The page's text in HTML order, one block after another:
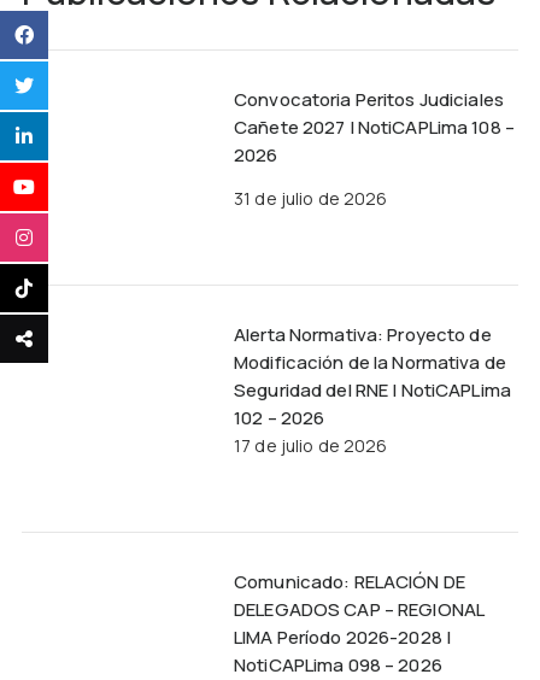
Convocatoria Peritos Judiciales
Cañete 2027 | NotiCAPLima 108 –
2026
31 de julio de 2026
Alerta Normativa: Proyecto de
Modificación de la Normativa de
Seguridad del RNE | NotiCAPLima
102 – 2026
17 de julio de 2026
Comunicado: RELACIÓN DE
DELEGADOS CAP – REGIONAL
LIMA Período 2026-2028 |
NotiCAPLima 098 – 2026